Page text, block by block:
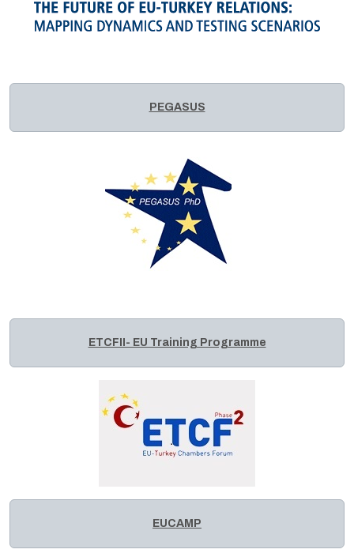
PEGASUS
ETCFII- EU Training Programme
EUCAMP